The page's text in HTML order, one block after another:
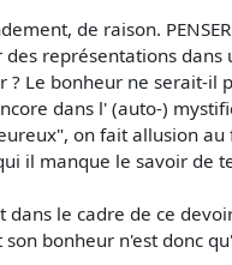
de raison.
des représentations
? Le bonheur ne serait-il
dans l' (auto-)
on fait allusion
il manque le savoir de
dans le cadre de ce
bonheur n'est donc